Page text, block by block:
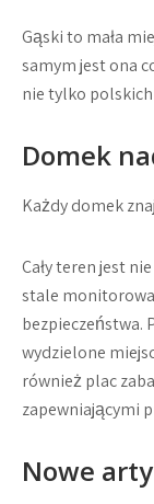
Gąski to mała
samym jest ona
nie tylko
Domek
Każdy domek
Cały teren jest
stale
bezpieczeństwa.
wydzielone
również plac
zapewniającymi
Nowe